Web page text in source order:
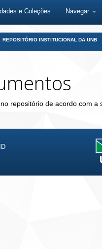
e Coleções Navegar
REPOSITÓRIO INSTITUCIONAL DA UNB
repositório de acordo com a